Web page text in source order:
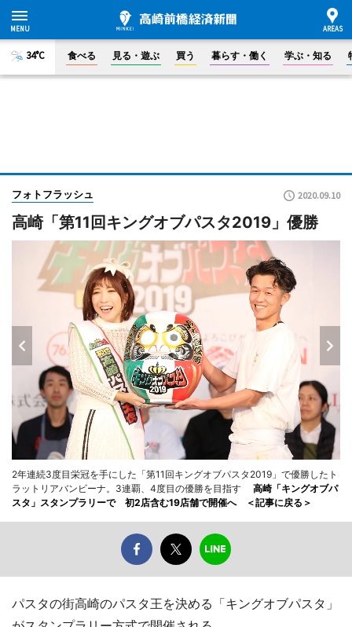
34°C 食べる 見る・遊ぶ 買う 暮らす・働く 学ぶ・知る
フォトフラッシュ 2020.09.10
高崎「第11回キングオブパスタ2019」優勝
2年連続3度目栄冠を手にした「第11回キングオブパスタ2019」で優勝したト
ラットリアバンビーナ。3連覇、4度目の優勝を目指す
高崎「キングオブパ
スタ」スタンプラリーで 初2店含む19店舗で開催へ ＜記事に戻る＞
パスタの街高崎のパスタ王を決める「キングオブパスタ」